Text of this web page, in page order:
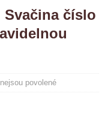
číslo
povolené